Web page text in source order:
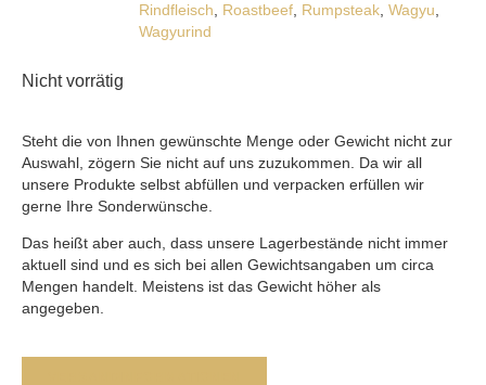
Rindfleisch, Roastbeef, Rumpsteak, Wagyu,
Wagyurind
Nicht vorrätig
Steht die von Ihnen gewünschte Menge oder Gewicht nicht zur
Auswahl, zögern Sie nicht auf uns zuzukommen. Da wir all
unsere Produkte selbst abfüllen und verpacken erfüllen wir
gerne Ihre Sonderwünsche.
Das heißt aber auch, dass unsere Lagerbestände nicht immer
aktuell sind und es sich bei allen Gewichtsangaben um circa
Mengen handelt. Meistens ist das Gewicht höher als
angegeben.